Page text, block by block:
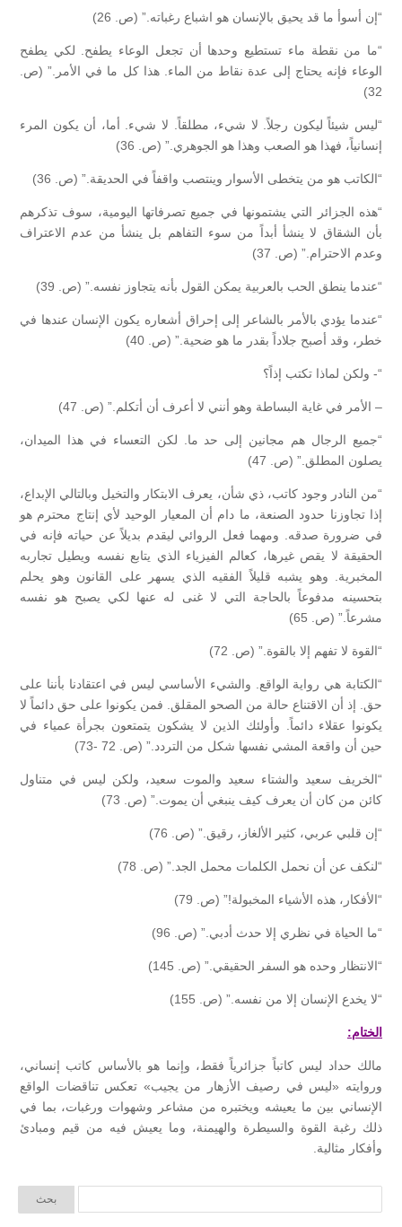
“إن أسوأ ما قد يحيق بالإنسان هو اشباع رغباته.” (ص. 26)
“ما من نقطة ماء تستطيع وحدها أن تجعل الوعاء يطفح. لكي يطفح
الوعاء فإنه يحتاج إلى عدة نقاط من الماء. هذا كل ما في الأمر.” (ص.
32)
“ليس شيئاً ليكون رجلاً. لا شيء، مطلقاً. لا شيء. أما، أن يكون المرء
إنسانياً، فهذا هو الصعب وهذا هو الجوهري.” (ص. 36)
“الكاتب هو من يتخطى الأسوار وينتصب واقفاً في الحديقة.” (ص. 36)
“هذه الجزائر التي يشتمونها في جميع تصرفاتها اليومية، سوف تذكرهم
بأن الشقاق لا ينشأ أبداً من سوء التفاهم بل ينشأ من عدم الاعتراف
وعدم الاحترام.” (ص. 37)
“عندما ينطق الحب بالعربية يمكن القول بأنه يتجاوز نفسه.” (ص. 39)
“عندما يؤدي بالأمر بالشاعر إلى إحراق أشعاره يكون الإنسان عندها في
خطر، وقد أصبح جلاداً بقدر ما هو ضحية.” (ص. 40)
“- ولكن لماذا تكتب إذاً؟
– الأمر في غاية البساطة وهو أنني لا أعرف أن أتكلم.” (ص. 47)
“جميع الرجال هم مجانين إلى حد ما. لكن التعساء في هذا الميدان،
يصلون المطلق.” (ص. 47)
“من النادر وجود كاتب، ذي شأن، يعرف الابتكار والتخيل وبالتالي الإبداع،
إذا تجاوزنا حدود الصنعة، ما دام أن المعيار الوحيد لأي إنتاج محترم هو
في ضرورة صدقه. ومهما فعل الروائي ليقدم بديلاً عن حياته فإنه في
الحقيقة لا يقص غيرها، كعالم الفيزياء الذي يتابع نفسه ويطيل تجاربه
المخبرية. وهو يشبه قليلاً الفقيه الذي يسهر على القانون وهو يحلم
بتحسينه مدفوعاً بالحاجة التي لا غنى له عنها لكي يصبح هو نفسه
مشرعاً.” (ص. 65)
“القوة لا تفهم إلا بالقوة.” (ص. 72)
“الكتابة هي رواية الواقع. والشيء الأساسي ليس في اعتقادنا بأننا على
حق. إذ أن الاقتناع حالة من الصحو المقلق. فمن يكونوا على حق دائماً لا
يكونوا عقلاء دائماً. وأولئك الذين لا يشكون يتمتعون بجرأة عمياء في
حين أن واقعة المشي نفسها شكل من التردد.” (ص. 72 -73)
“الخريف سعيد والشتاء سعيد والموت سعيد، ولكن ليس في متناول
كائن من كان أن يعرف كيف ينبغي أن يموت.” (ص. 73)
“إن قلبي عربي، كثير الألغاز، رقيق.” (ص. 76)
“لنكف عن أن نحمل الكلمات محمل الجد.” (ص. 78)
“الأفكار، هذه الأشياء المخبولة!” (ص. 79)
“ما الحياة في نظري إلا حدث أدبي.” (ص. 96)
“الانتظار وحده هو السفر الحقيقي.” (ص. 145)
“لا يخدع الإنسان إلا من نفسه.” (ص. 155)
الختام:
مالك حداد ليس كاتباً جزائرياً فقط، وإنما هو بالأساس كاتب إنساني،
وروايته «ليس في رصيف الأزهار من يجيب» تعكس تناقضات الواقع
الإنساني بين ما يعيشه ويختبره من مشاعر وشهوات ورغبات، بما في
ذلك رغبة القوة والسيطرة والهيمنة، وما يعيش فيه من قيم ومبادئ
وأفكار مثالية.